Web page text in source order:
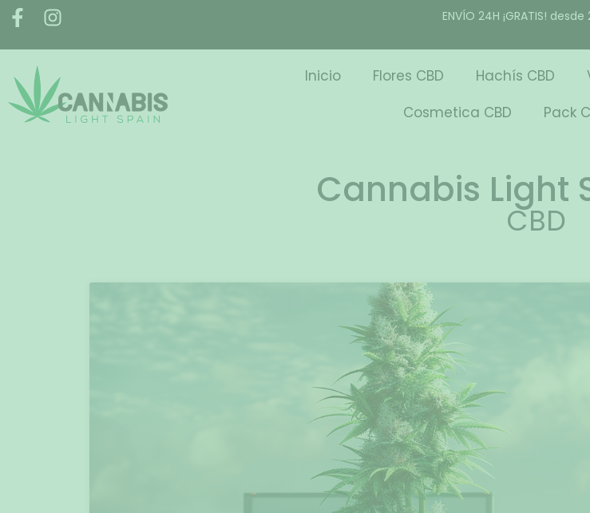
ENVÍO 24H ¡GRATIS!
Inicio Flores CBD Hachís CBD
Cosmetica CBD
Pack
Cannabis Light
CBD